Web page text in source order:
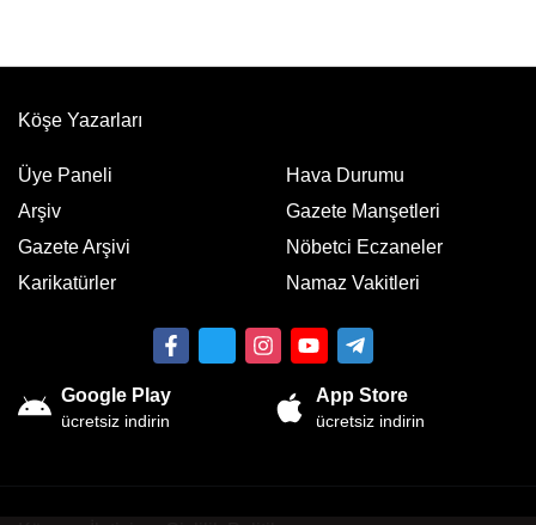
Köşe Yazarları
Üye Paneli
Arşiv
Gazete Arşivi
Karikatürler
Hava Durumu
Gazete Manşetleri
Nöbetci Eczaneler
Namaz Vakitleri
Google Play
ücretsiz indirin
App Store
ücretsiz indirin